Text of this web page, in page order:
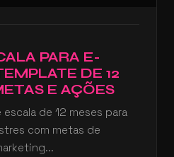
PARA E-
DE 12
E AÇÕES
de 12 meses para
com metas de